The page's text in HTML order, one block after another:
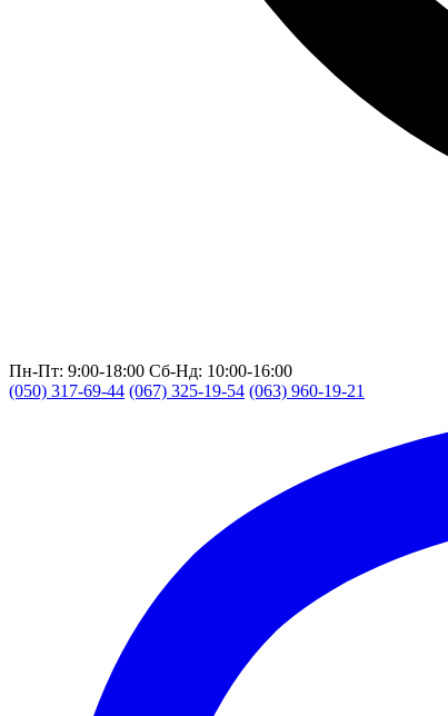
Пн-Пт: 9:00-18:00 Сб-Нд: 10:00-16:00
(050) 317-69-44 (067) 325-19-54 (063) 960-19-21